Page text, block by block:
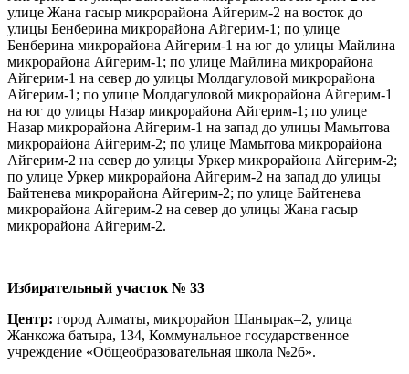
улице Жана гасыр микрорайона Айгерим-2 на восток до
улицы Бенберина микрорайона Айгерим-1; по улице
Бенберина микрорайона Айгерим-1 на юг до улицы Майлина
микрорайона Айгерим-1; по улице Майлина микрорайона
Айгерим-1 на север до улицы Молдагуловой микрорайона
Айгерим-1; по улице Молдагуловой микрорайона Айгерим-1
на юг до улицы Назар микрорайона Айгерим-1; по улице
Назар микрорайона Айгерим-1 на запад до улицы Мамытова
микрорайона Айгерим-2; по улице Мамытова микрорайона
Айгерим-2 на север до улицы Уркер микрорайона Айгерим-2;
по улице Уркер микрорайона Айгерим-2 на запад до улицы
Байтенева микрорайона Айгерим-2; по улице Байтенева
микрорайона Айгерим-2 на север до улицы Жана гасыр
микрорайона Айгерим-2.
Избирательный участок № 33
Центр: город Алматы, микрорайон Шанырак–2, улица
Жанкожа батыра, 134, Коммунальное государственное
учреждение «Общеобразовательная школа №26».